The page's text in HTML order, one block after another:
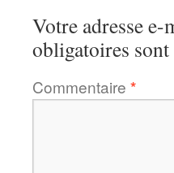
Votre adresse e-
obligatoires
Commentaire *